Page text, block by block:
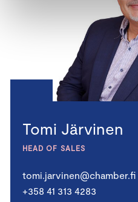
Tomi Järvinen
HEAD OF SALES
tomi.jarvinen@chamber.fi
+358 41 313 4283